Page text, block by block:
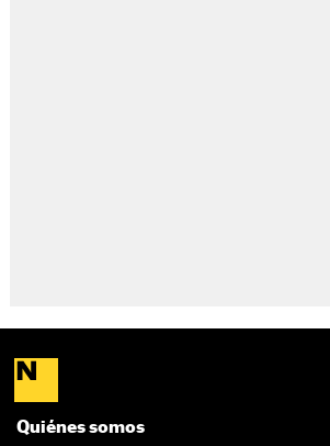
Quiénes somos